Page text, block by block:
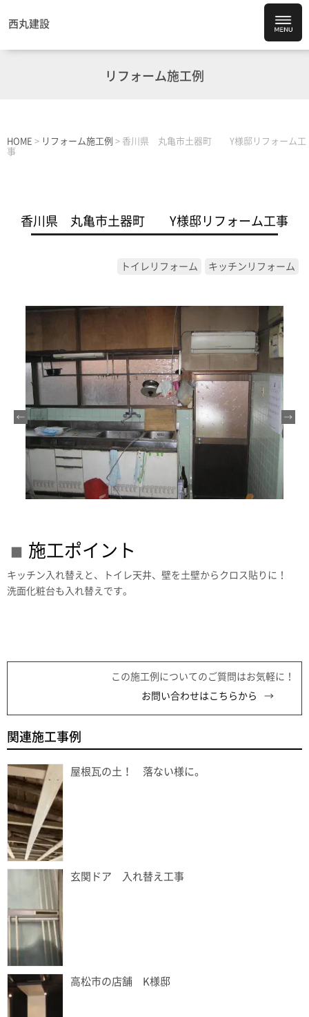
西丸建設
リフォーム施工例
HOME > リフォーム施工例 > 香川県 丸亀市土器町 Y様邸リフォーム工
事
香川県 丸亀市土器町 Y様邸リフォーム工事
トイレリフォーム キッチンリフォーム
施工ポイント
キッチン入れ替えと、トイレ天井、壁を土壁からクロス貼りに！
洗面化粧台も入れ替えです。
この施工例についてのご質問はお気軽に！
お問い合わせはこちらから
関連施工事例
屋根瓦の土！ 落ない様に。
玄関ドア 入れ替え工事
高松市の店舗 K様邸